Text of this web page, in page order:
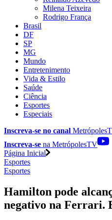
Milena Teixeira
Rodrigo França
Brasil
DF
SP
MG
Mundo
Entretenimento
Vida & Estilo
Saúde
Ciência
Esportes
Especiais
Inscreva-se no canal
Inscreva-se na MetrópolesTV
Página Inicial
Esportes
Esportes
Hamilton pode
negativo na Ferrari.